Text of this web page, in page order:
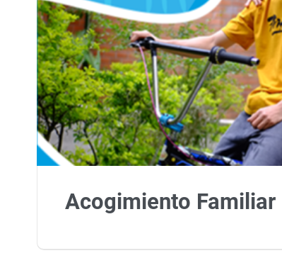
Acogimiento Familiar